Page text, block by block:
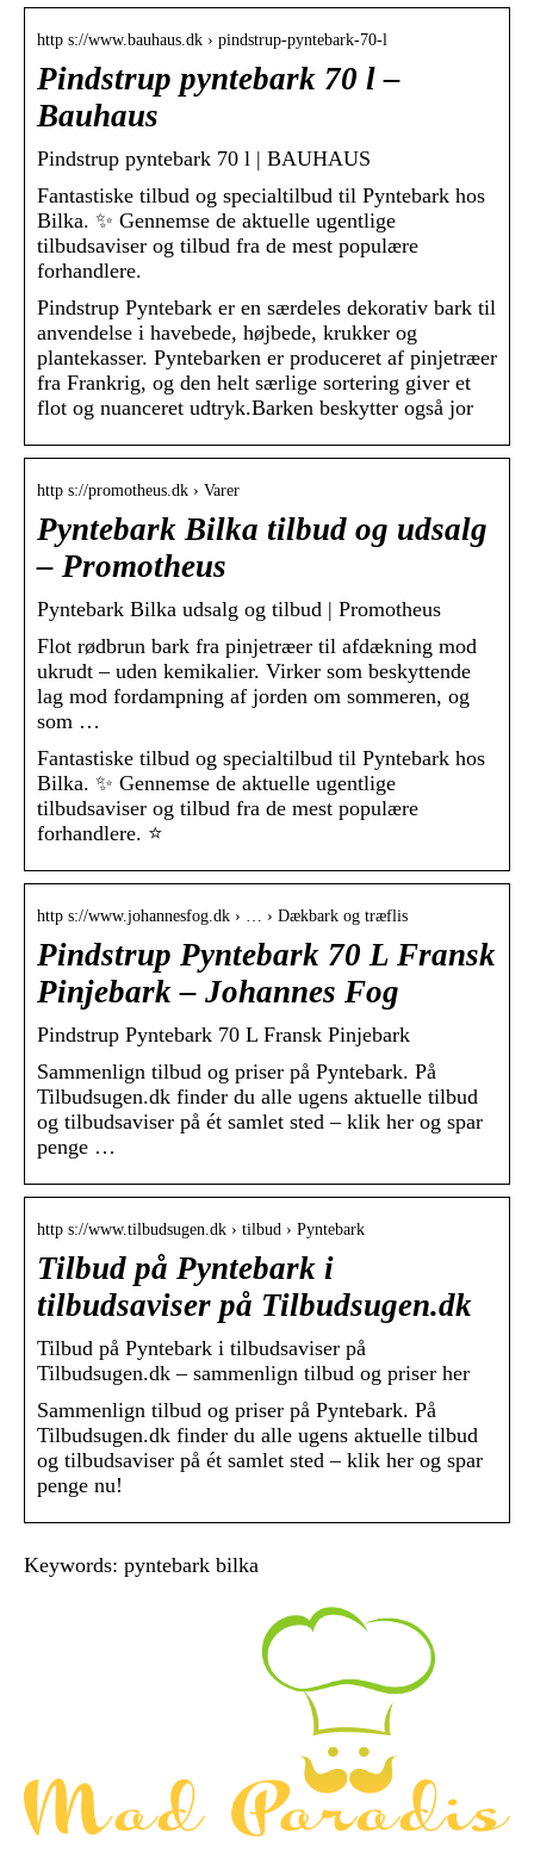
http s://www.bauhaus.dk › pindstrup-pyntebark-70-l
Pindstrup pyntebark 70 l –
Bauhaus
Pindstrup pyntebark 70 l | BAUHAUS
Fantastiske tilbud og specialtilbud til Pyntebark hos
Bilka. ✨ Gennemse de aktuelle ugentlige
tilbudsaviser og tilbud fra de mest populære
forhandlere.
Pindstrup Pyntebark er en særdeles dekorativ bark til
anvendelse i havebede, højbede, krukker og
plantekasser. Pyntebarken er produceret af pinjetræer
fra Frankrig, og den helt særlige sortering giver et
flot og nuanceret udtryk.Barken beskytter også jor
http s://promotheus.dk › Varer
Pyntebark Bilka tilbud og udsalg
– Promotheus
Pyntebark Bilka udsalg og tilbud | Promotheus
Flot rødbrun bark fra pinjetræer til afdækning mod
ukrudt – uden kemikalier. Virker som beskyttende
lag mod fordampning af jorden om sommeren, og
som …
Fantastiske tilbud og specialtilbud til Pyntebark hos
Bilka. ✨ Gennemse de aktuelle ugentlige
tilbudsaviser og tilbud fra de mest populære
forhandlere. ⭐
http s://www.johannesfog.dk › … › Dækbark og træflis
Pindstrup Pyntebark 70 L Fransk
Pinjebark – Johannes Fog
Pindstrup Pyntebark 70 L Fransk Pinjebark
Sammenlign tilbud og priser på Pyntebark. På
Tilbudsugen.dk finder du alle ugens aktuelle tilbud
og tilbudsaviser på ét samlet sted – klik her og spar
penge …
http s://www.tilbudsugen.dk › tilbud › Pyntebark
Tilbud på Pyntebark i
tilbudsaviser på Tilbudsugen.dk
Tilbud på Pyntebark i tilbudsaviser på
Tilbudsugen.dk – sammenlign tilbud og priser her
Sammenlign tilbud og priser på Pyntebark. På
Tilbudsugen.dk finder du alle ugens aktuelle tilbud
og tilbudsaviser på ét samlet sted – klik her og spar
penge nu!
Keywords: pyntebark bilka